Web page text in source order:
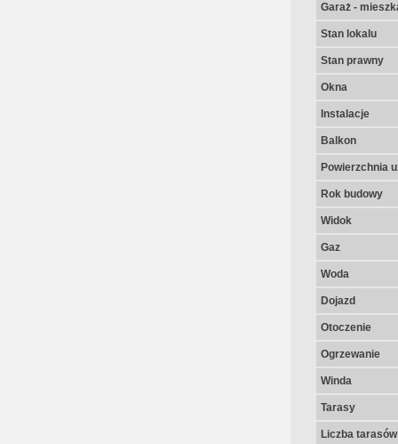
Garaż -
Stan lokalu
Stan prawny
Okna
Instalacje
Balkon
Powierzchnia
Rok budowy
Widok
Gaz
Woda
Dojazd
Otoczenie
Ogrzewanie
Winda
Tarasy
Liczba tarasów